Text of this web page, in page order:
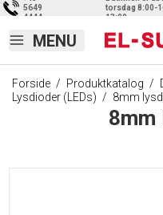
5649
4444
torsdag 8:00-
13:00
Forside / Produktkatalog /
Lysdioder (LEDs) / 8mm
8mm